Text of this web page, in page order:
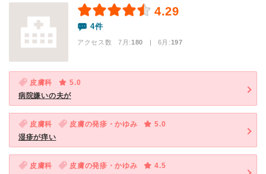
4.29
4件
アクセス数 7月:180 | 6月:197
皮膚科
5.0
病院嫌いの夫が
皮膚科 皮膚の発疹・かゆみ
5.0
湿疹が痒い
皮膚科 皮膚の発疹・かゆみ
4.5